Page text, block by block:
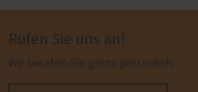
Rufen Sie uns an!
Wir beraten Sie gerne persönlich.